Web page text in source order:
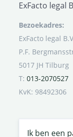
ExFacto legal
Bezoekadres:
ExFacto legal
P.F.
5017 JH Tilburg
T: 013-2070527
KvK: 98492306
Ik ben een